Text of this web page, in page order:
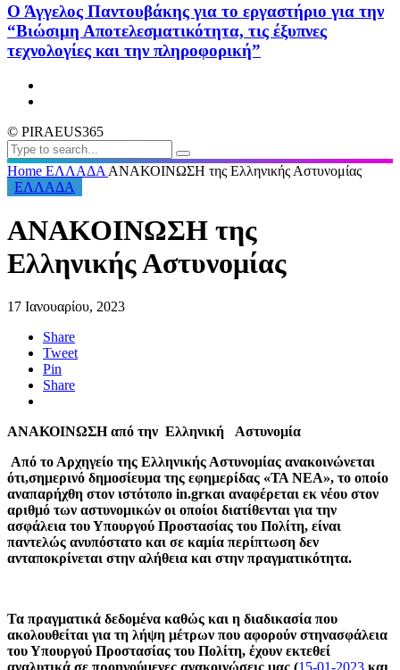
Ο Άγγελος Παντουβάκης για το εργαστήριο για την
“Βιώσιμη Αποτελεσματικότητα, τις έξυπνες
τεχνολογίες και την πληροφορική”
© PIRAEUS365
Home ΕΛΛΑΔΑ ΑΝΑΚΟΙΝΩΣΗ της Ελληνικής Αστυνομίας
ΕΛΛΑΔΑ
ΑΝΑΚΟΙΝΩΣΗ της
Ελληνικής Αστυνομίας
17 Ιανουαρίου, 2023
Share
Tweet
Pin
Share
ΑΝΑΚΟΙΝΩΣΗ από την Ελληνική Αστυνομία
Από το Αρχηγείο της Ελληνικής Αστυνομίας ανακοινώνεται
ότι,σημερινό δημοσίευμα της εφημερίδας «ΤΑ ΝΕΑ», το οποίο
αναπαρήχθη στον ιστότοπο in.grκαι αναφέρεται εκ νέου στον
αριθμό των αστυνομικών οι οποίοι διατίθενται για την
ασφάλεια του Υπουργού Προστασίας του Πολίτη, είναι
παντελώς ανυπόστατο και σε καμία περίπτωση δεν
ανταποκρίνεται στην αλήθεια και στην πραγματικότητα.
Τα πραγματικά δεδομένα καθώς και η διαδικασία που
ακολουθείται για τη λήψη μέτρων που αφορούν στηνασφάλεια
του Υπουργού Προστασίας του Πολίτη, έχουν εκτεθεί